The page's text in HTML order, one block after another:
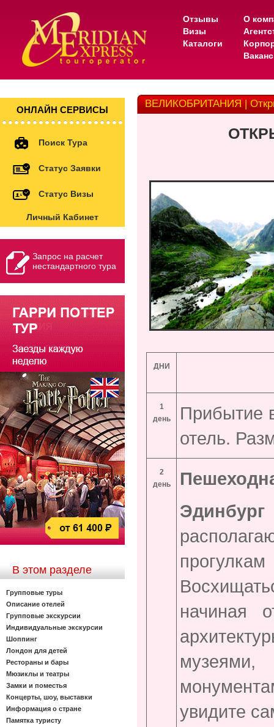
Отзывы
Визы
Каталоги
О
ОНЛАЙН СЕРВИСЫ
Поиск Тура
Статус Заявки
Статус Визы
Личный Кабинет
Запрос на расчет
нестандартного тура
В этом разделе
Групповые туры
Описание отелей
Групповые экскурсии
Индивидуальные экскурсии
Шоппинг
Лондон для детей
Рестораны и бары
Мюзиклы и театры
Замки и поместья
Концерты, шоу, выставки
Информация о стране
Памятка туристу
ВЕЛИКОБРИТАНИЯ |
ДНИ
1
день
Прибытие
отель.
2
день
начиная
увидите